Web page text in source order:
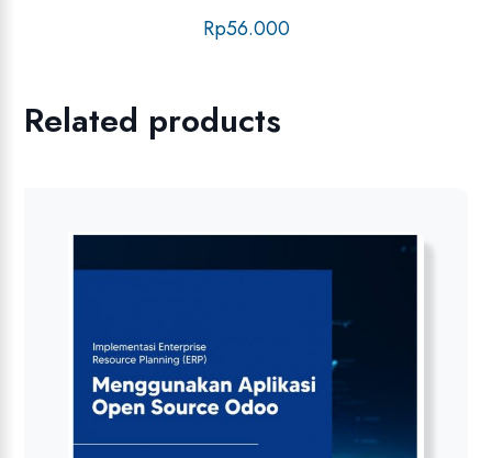
Rp56.000
Related products